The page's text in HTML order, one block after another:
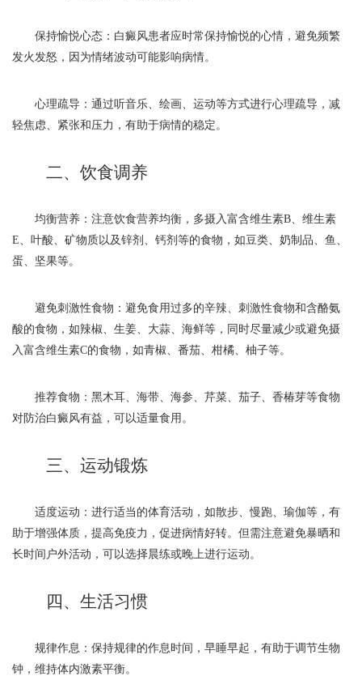
保持愉悦心态：白癜风患者应时常保持愉悦的心情，避免频繁
发火发怒，因为情绪波动可能影响病情。
心理疏导：通过听音乐、绘画、运动等方式进行心理疏导，减
轻焦虑、紧张和压力，有助于病情的稳定。
二、饮食调养
均衡营养：注意饮食营养均衡，多摄入富含维生素B、维生素
E、叶酸、矿物质以及锌剂、钙剂等的食物，如豆类、奶制品、鱼、
蛋、坚果等。
避免刺激性食物：避免食用过多的辛辣、刺激性食物和含酪氨
酸的食物，如辣椒、生姜、大蒜、海鲜等，同时尽量减少或避免摄
入富含维生素C的食物，如青椒、番茄、柑橘、柚子等。
推荐食物：黑木耳、海带、海参、芹菜、茄子、香椿芽等食物
对防治白癜风有益，可以适量食用。
三、运动锻炼
适度运动：进行适当的体育活动，如散步、慢跑、瑜伽等，有
助于增强体质，提高免疫力，促进病情好转。但需注意避免暴晒和
长时间户外活动，可以选择晨练或晚上进行运动。
四、生活习惯
规律作息：保持规律的作息时间，早睡早起，有助于调节生物
钟，维持体内激素平衡。